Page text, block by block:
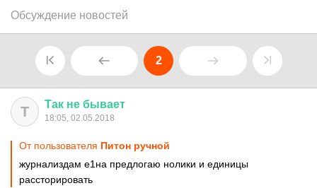
Обсуждение новостей
2
Т Так не бывает
18:05, 02.05.2018
От пользователя Питон ручной
журнализдам е1на предлогаю нолики и единицы
рассторировать